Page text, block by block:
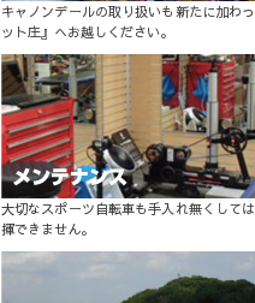
キャノンデールの取り扱いも新たに加わ
ット庄』へお越しください。
大切なスポーツ自転車も手入れ無くして
揮できません。